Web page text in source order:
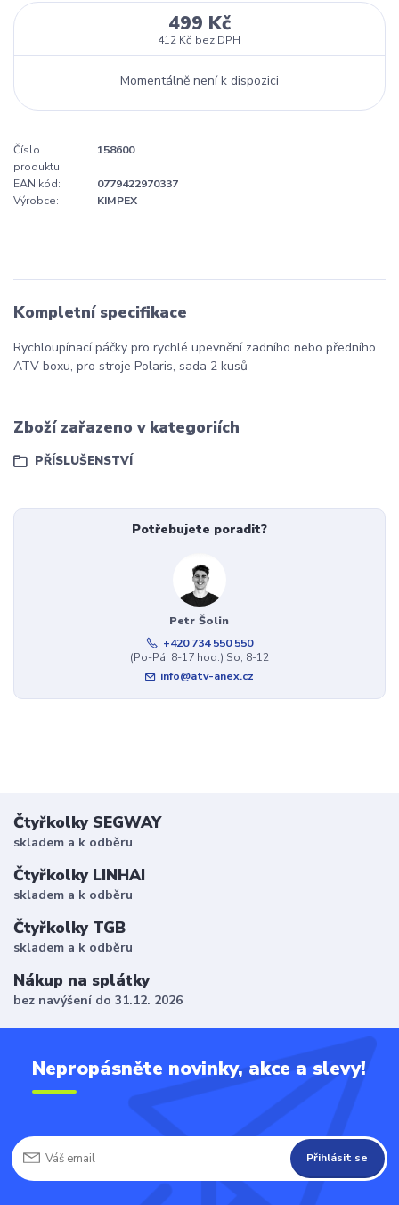
499 Kč
412 Kč bez DPH
Momentálně není k dispozici
Číslo
produktu:
158600
EAN kód:
0779422970337
Výrobce:
KIMPEX
Kompletní specifikace
Rychloupínací páčky pro rychlé upevnění zadního nebo předního
ATV boxu, pro stroje Polaris, sada 2 kusů
Zboží zařazeno v kategoriích
PŘÍSLUŠENSTVÍ
Potřebujete poradit?
Petr Šolin
+420 734 550 550
(Po-Pá, 8-17 hod.) So, 8-12
info@atv-anex.cz
Čtyřkolky SEGWAY
skladem a k odběru
Čtyřkolky LINHAI
skladem a k odběru
Čtyřkolky TGB
skladem a k odběru
Nákup na splátky
bez navýšení do 31.12. 2026
Nepropásněte novinky, akce a slevy!
Přihlásit se